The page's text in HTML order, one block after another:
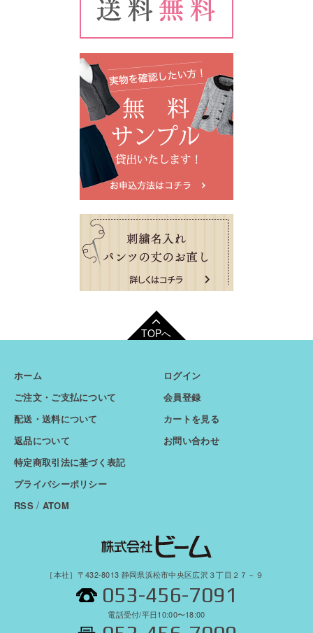
TOPへ
ホーム
ご注文・ご支払について
配送・送料について
返品について
特定商取引法に基づく表記
プライバシーポリシー
RSS/ ATOM
ログイン
会員登録
カートを見る
お問い合わせ
［本社］〒432-8013 静岡県浜松市中央区広沢３丁目２７－９
053-456-7091
電話受付/平日10:00〜18:00